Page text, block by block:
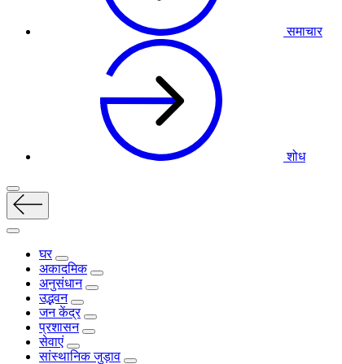
समाचार
शोध
घर
अकादमिक
अनुसंधान
उद्भवन
जन केंद्र
प्रशासन
सेवाएं
सांस्थानिक जुड़ाव